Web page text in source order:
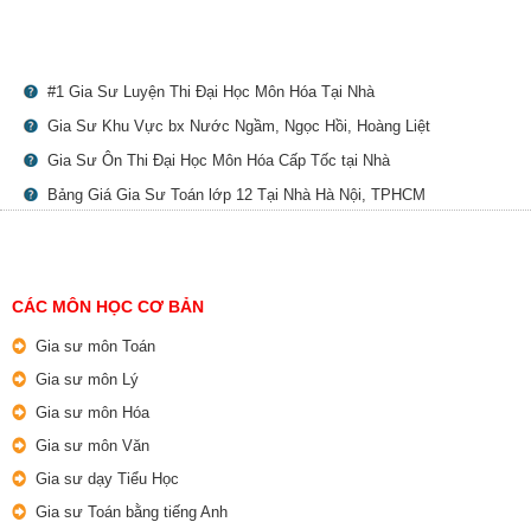
#1 Gia Sư Luyện Thi Đại Học Môn Hóa Tại Nhà
Gia Sư Khu Vực bx Nước Ngầm, Ngọc Hồi, Hoàng Liệt
Gia Sư Ôn Thi Đại Học Môn Hóa Cấp Tốc tại Nhà
Bảng Giá Gia Sư Toán lớp 12 Tại Nhà Hà Nội, TPHCM
CÁC MÔN HỌC CƠ BẢN
Gia sư môn Toán
Gia sư môn Lý
Gia sư môn Hóa
Gia sư môn Văn
Gia sư dạy Tiểu Học
Gia sư Toán bằng tiếng Anh